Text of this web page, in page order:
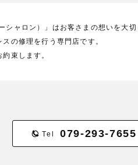
シャロン）」はお客さまの想いを大
の修理を行う専門店です。
束します。
Tel 079-293-7655